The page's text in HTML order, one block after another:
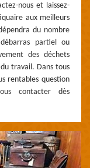
nous et laissez-
aux meilleurs
du nombre
partiel ou
des déchets
travail. Dans tous
rentables question
contacter dès